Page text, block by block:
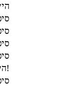
היסטוריונים מספרים על דמוקרטיות שהיו!